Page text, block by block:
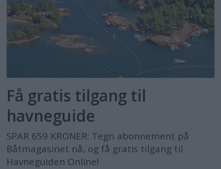
Få gratis tilgang til
havneguide
SPAR 659 KRONER: Tegn abonnement på
Båtmagasinet nå, og få gratis tilgang til
Havneguiden Online!